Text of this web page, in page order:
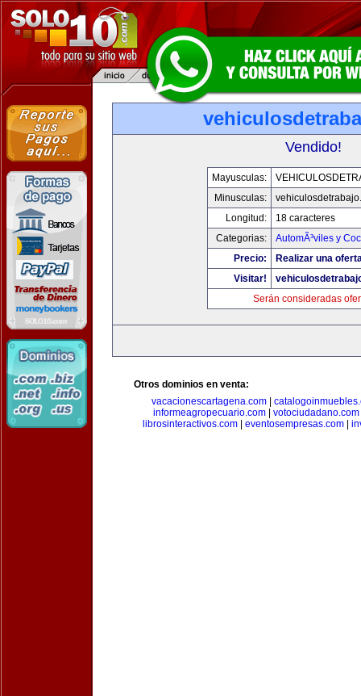
Vendido!
Mayusculas:
Minusculas:
Longitud:
18 caracteres
Categorias:
AutomÃ³viles y
Precio:
Realizar una
Visitar!
Serán consideradas
Otros dominios en venta:
vacacionescartagena.com
informeagropecuario.com| votociudadano.com
librosinteractivos.com| eventosempresas.com|